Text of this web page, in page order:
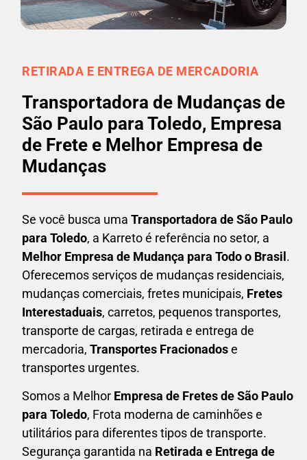
RETIRADA E ENTREGA DE MERCADORIA
Transportadora de Mudanças de
São Paulo para Toledo, Empresa
de Frete e Melhor Empresa de
Mudanças
Se você busca uma Transportadora de São Paulo
para Toledo, a Karreto é referência no setor, a
Melhor Empresa de Mudança para Todo o Brasil.
Oferecemos serviços de mudanças residenciais,
mudanças comerciais, fretes municipais, Fretes
Interestaduais, carretos, pequenos transportes,
transporte de cargas, retirada e entrega de
mercadoria, Transportes Fracionadose
transportes urgentes.
Somos a Melhor Empresa de Fretesde São Paulo
para Toledo, Frota moderna de caminhões e
utilitários para diferentes tipos de transporte.
Segurança garantida na Retirada e Entrega de